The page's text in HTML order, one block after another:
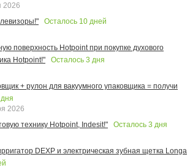
2026
Осталось 10 дней
поверхность Hotpoint при покупке духового
Hotpoint!"
Осталось 3 дня
+ рулон для вакуумного упаковщика = получи
дня
2026
технику Hotpoint, Indesit!"
Осталось 3 дня
DEXP и электрическая зубная щетка Longa